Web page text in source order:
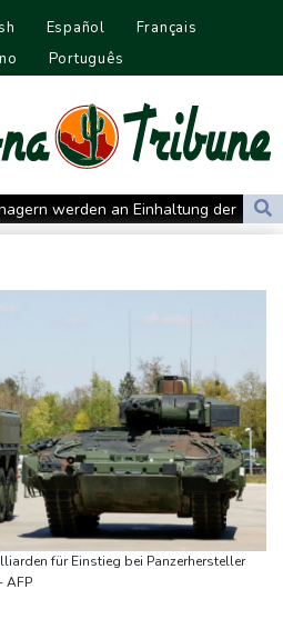
Español
Français
Português
werden an Einhaltung der
schlägt auch Malmö
Drohne in Bulgarien löst
aus
russischer Angriffe - Vucic für
Vollering übernimmt
für Einstieg bei Panzerhersteller
AFP